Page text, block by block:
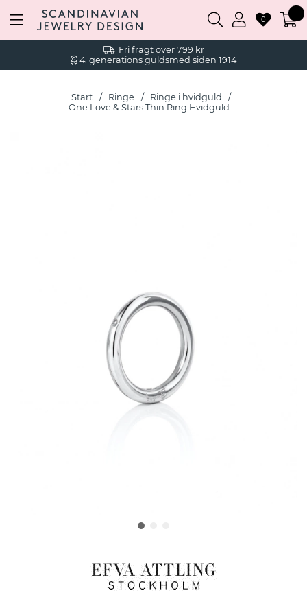
Fri fragt over 799 kr
4. generations guldsmed siden 1914
0
Start Ringe
Ringe i hvidguld
One Love & Stars Thin Ring Hvidguld